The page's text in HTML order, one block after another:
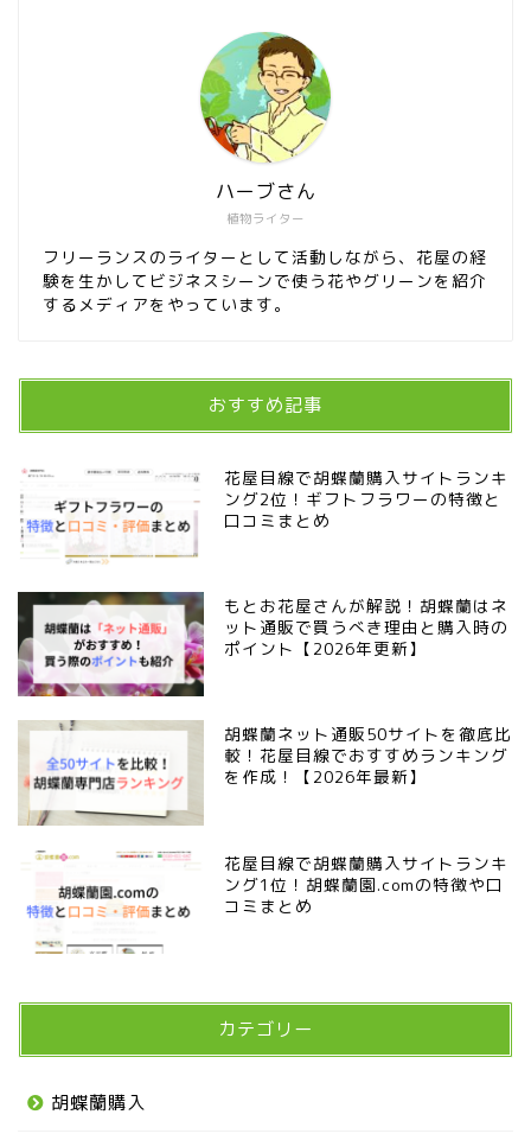
植物ライター
ハーブさん
フリーランスのライターとして活動しながら、花屋の経
験を生かしてビジネスシーンで使う花やグリーンを紹介
するメディアをやっています。
おすすめ記事
花屋目線で胡蝶蘭購入サイトランキ
ング2位！ギフトフラワーの特徴と
口コミまとめ
もとお花屋さんが解説！胡蝶蘭はネ
ット通販で買うべき理由と購入時の
ポイント【2026年更新】
胡蝶蘭ネット通販50サイトを徹底比
較！花屋目線でおすすめランキング
を作成！【2026年最新】
花屋目線で胡蝶蘭購入サイトランキ
ング1位！胡蝶蘭園.comの特徴や口
コミまとめ
カテゴリー
胡蝶蘭購入